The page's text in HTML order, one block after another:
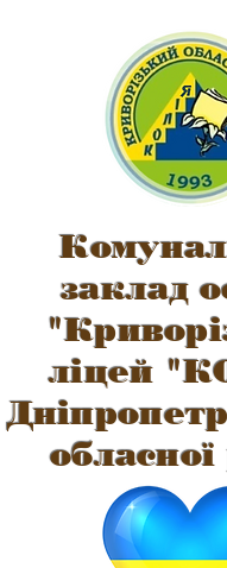
заклад
ліцей